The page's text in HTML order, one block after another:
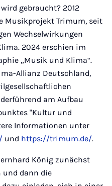
gebraucht? 2012
Musikprojekt Trimum, seit
Wechselwirkungen
2024 erschien im
„Musik und Klima“.
Allianz Deutschland,
am Aufbau
"Kultur und
Informationen unter
und https://trimum.de/.
König zunächst
und dann die